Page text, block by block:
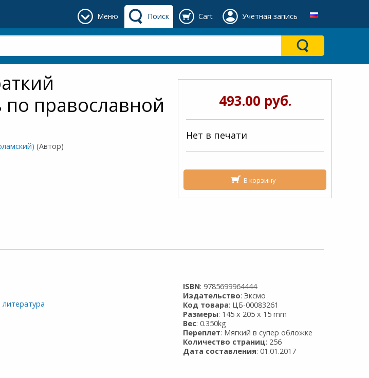
Меню Поиск Cart Учетная запись
по православной
(Автор)
493.00 руб.
Нет в печати
В корзину
ISBN: 9785699964444
Издательство: Эксмо
Код товара: ЦБ-00083261
Размеры: 145 x 205 x 15 mm
Вес: 0.350kg
Переплет: Мягкий в супер обложке
Количество страниц: 256
Дата составления: 01.01.2017